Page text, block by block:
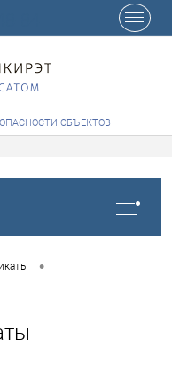
ОБЪЕКТОВ
•